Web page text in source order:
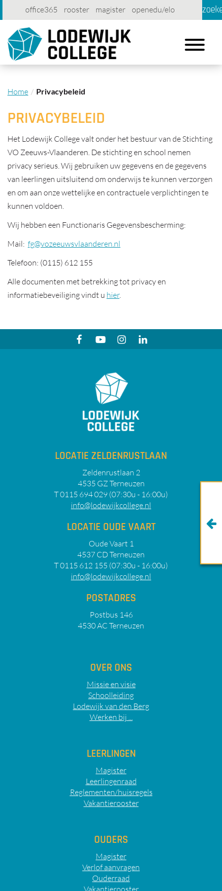
office365 rooster magister
openedu/elo
account
contact printen
Toggle
Home Privacybeleid
PRIVACYBELEID
Het Lodewijk College valt onder het bestuur van de Stichting
VO Zeeuws-Vlaanderen. De stichting en school nemen
privacy serieus. Wij gebruiken uw gegevens en de gegevens
van leerlingen uitsluitend om onderwijs te kunnen verzorgen
en om aan onze wettelijke en contractuele verplichtingen te
kunnen voldoen.
Wij hebben een Functionaris Gegevensbescherming:
Mail: fg@vozeeuwsvlaanderen.nl
Telefoon: (0115) 612 155
Alle documenten met betrekking tot privacy en
informatiebeveiliging vindt u hier.
LOCATIE ZELDENRUSTLAAN
Zeldenrustlaan 2
4535 GZ Terneuzen
T 0115 694 029 (07:30u - 16:00u)
info@lodewijkcollege.nl
LOCATIE OUDE VAART
Oude Vaart 1
4537 CD Terneuzen
T 0115 612 155 (07:30u - 16:00u)
info@lodewijkcollege.nl
POSTADRES
Postbus 146
4530 AC Terneuzen
OVER ONS
Missie en visie
Schoolleiding
Lodewijk van den Berg
Werken bij ...
LEERLINGEN
Magister
Leerlingenraad
Reglementen/huisregels
Vakantierooster
OUDERS
Magister
Verlof aanvragen
Ouderraad
Vakantierooster